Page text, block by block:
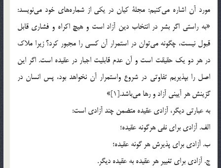
مورد آن اشاره مي‌كنيم: مجلة كيان در يكي از شماره‌هاي خود مي‌نويسد:
«به راستي اگر بشر در انتخاب دين آزاد است و هيچ اكراه و فشاري قابل
قبول نيست، چگونه مي‌توان در استمرار آن كسي را مجبور كرد؟ زيرا ملاك
در هر دو يك حقيقت است و آن عدم قابليت اجبار در عقيده است. اگر اين
اصل را بپذيريم تفاوتي در شروع واستمرار آن نخواهد بود، پس انسان در
گزينش هر آييني آزاد و رها مي‌باشد.[1]»
به عبارتي ديگر، آزادي عقيده متضمن چند آزادي است:
الف. آزادي براي نفي هرگونه عقيده؛
ب. آزادي براي پذيرش هر گونه عقيده؛
ج. آزادي براي تغيير هر عقيده به عقيده ديگر.